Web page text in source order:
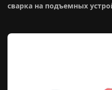
сварка на подъемных